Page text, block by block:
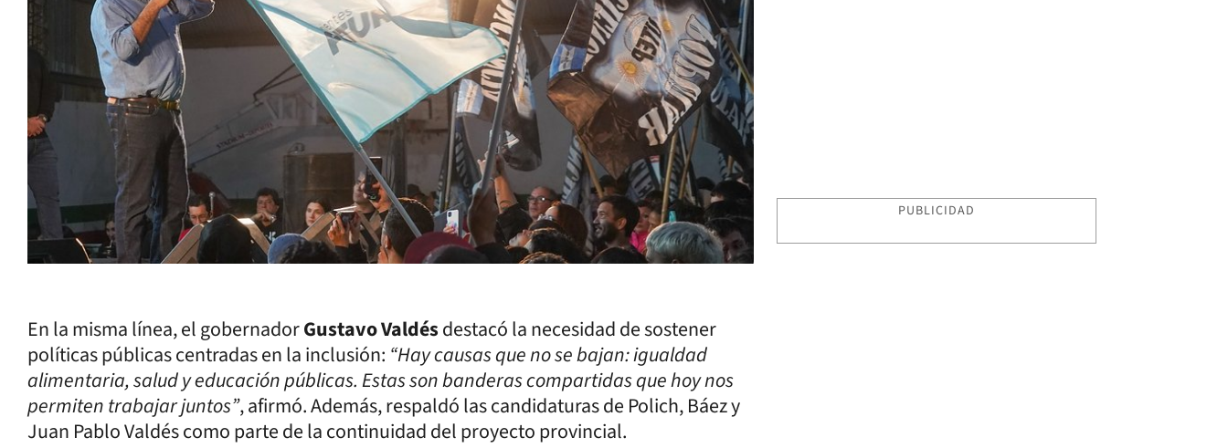
En la misma línea, el gobernadorGustavo Valdésdestacó la necesidad de sostener
políticas públicas centradas en la inclusión: “Hay causas que no se bajan: igualdad
alimentaria, salud y educación públicas. Estas son banderas compartidas que hoy nos
permiten trabajar juntos”, afirmó. Además, respaldó las candidaturas de Polich, Báez y
Juan Pablo Valdés como parte de la continuidad del proyecto provincial.
PUBLICIDAD